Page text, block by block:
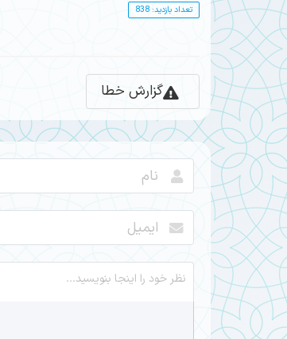
تعداد بازدید: 838
گزارش خطا